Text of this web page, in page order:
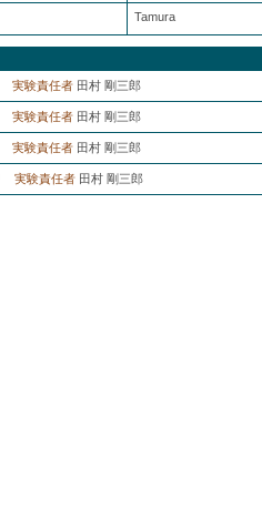
Tamura
実験責任者 田村 剛三郎
実験責任者 田村 剛三郎
実験責任者 田村 剛三郎
実験責任者 田村 剛三郎